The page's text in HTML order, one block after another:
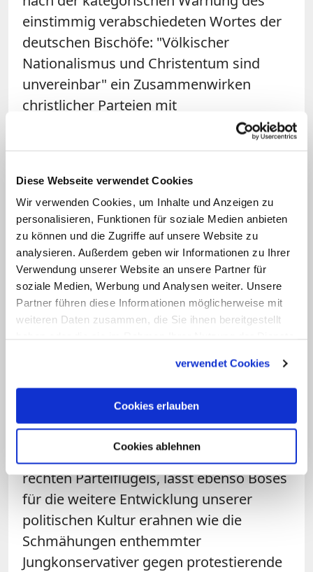
Diese Webseite verwendet Cookies
Wir verwenden Cookies, um Inhalte und Anzeigen zu
personalisieren, Funktionen für soziale Medien anbieten
zu können und die Zugriffe auf unsere Website zu
analysieren. Außerdem geben wir Informationen zu Ihrer
Verwendung unserer Website an unsere Partner für
soziale Medien, Werbung und Analysen weiter. Unsere
Partner führen diese Informationen möglicherweise mit
weiteren Daten zusammen, die Sie ihnen bereitgestellt
verwendet Cookies
Cookies erlauben
Cookies ablehnen
einstimmig verabschiedeten Wortes der
deutschen Bischöfe: "Völkischer
Nationalismus und Christentum sind
unvereinbar" ein Zusammenwirken
christlicher Parteien mit
Rechtsextremisten in keinem Fall zu
Regierungsbündnisse und
parlamentarische Kompromisse in der
Sache gibt.
Auch wer demokratische Konkurrenten
mit dem möglichen Rückgriff auf
Stimmen menschenverachtender
Extremisten gefügig machen will, handelt
heucheln, eine solche Allianz habe man
gar nicht gewollt, macht die Sache noch
abstoßender. Und gewissenhaft
abwägende Abweichler als "Verräter"
anzuprangern wie manche Eiferer des
rechten Parteiflügels, lässt ebenso Böses
für die weitere Entwicklung unserer
politischen Kultur erahnen wie die
Schmähungen enthemmter
Jungkonservativer gegen protestierende